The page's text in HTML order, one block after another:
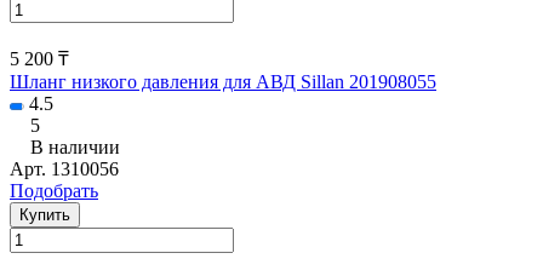
5 200 ₸
Шланг низкого давления для АВД Sillan 201908055
4.5
5
В наличии
Арт. 1310056
Подобрать
Купить